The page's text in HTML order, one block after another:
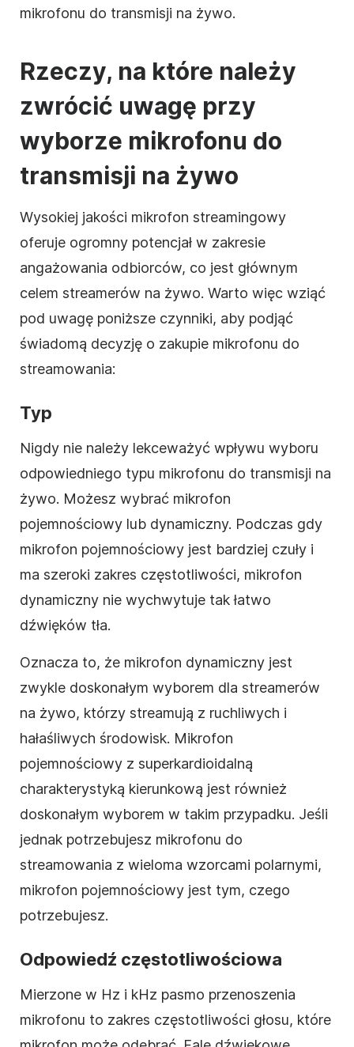
mikrofonu do transmisji na żywo.
Rzeczy, na które należy
zwrócić uwagę przy
wyborze mikrofonu do
transmisji na żywo
Wysokiej jakości mikrofon streamingowy
oferuje ogromny potencjał w zakresie
angażowania odbiorców, co jest głównym
celem streamerów na żywo. Warto więc wziąć
pod uwagę poniższe czynniki, aby podjąć
świadomą decyzję o zakupie mikrofonu do
streamowania:
Typ
Nigdy nie należy lekceważyć wpływu wyboru
odpowiedniego typu mikrofonu do transmisji na
żywo. Możesz wybrać mikrofon
pojemnościowy lub dynamiczny. Podczas gdy
mikrofon pojemnościowy jest bardziej czuły i
ma szeroki zakres częstotliwości, mikrofon
dynamiczny nie wychwytuje tak łatwo
dźwięków tła.
Oznacza to, że mikrofon dynamiczny jest
zwykle doskonałym wyborem dla streamerów
na żywo, którzy streamują z ruchliwych i
hałaśliwych środowisk. Mikrofon
pojemnościowy z superkardioidalną
charakterystyką kierunkową jest również
doskonałym wyborem w takim przypadku. Jeśli
jednak potrzebujesz mikrofonu do
streamowania z wieloma wzorcami polarnymi,
mikrofon pojemnościowy jest tym, czego
potrzebujesz.
Odpowiedź częstotliwościowa
Mierzone w Hz i kHz pasmo przenoszenia
mikrofonu to zakres częstotliwości głosu, które